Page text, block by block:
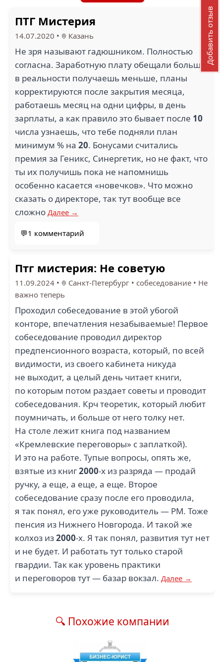
ПТГ Мистерия
14.07.2020 • Казань
Не зря называют гадюшником. Полностью
согласна. Заработную плату обещали больше,
в реальности получаешь меньше, планы
корректируются после закрытия месяца,
работаешь месяц на одни цифры, в день
зарплаты, а как правило это бывает после 10
числа узнаешь, что тебе подняли план
минимум % на 20. Бонусами считались
премия за Геникс, Синергетик, но не факт, что
ты их получишь пока не напомнишь
особенно касается «новечков». Что можно
сказать о директоре, так тут вообще все
сложно Далее →
💬1 комментарий
Птг мистерия: Не советую
11.09.2024 • Санкт-Петербург • собеседование • Не
важно теперь
Проходил собеседование в этой убогой
конторе, впечатления незабываемые! Первое
собеседование проводил директор
предпенсионного возраста, который, по всей
видимости, из своего кабинета никуда
не выходит, а целый день читает книги,
по которым потом раздает советы и проводит
собеседования. Крч теоретик, который любит
поумничать, и больше от него толку нет.
На столе лежит книга под названием
«Кремлевские переговоры» с заплаткой).
И это на работе. Тупые вопросы, опять же,
взятые из книг2000-х из разряда — продай
ручку, а еще, а еще, а еще. Второе
собеседование сразу после его проводила,
я так понял, его уже руководитель — РМ. Тоже
пенсия из Нижнего Новгорода. И такой же
колхоз из2000-х. Я так понял, развития тут нет
и не будет. И работать тут только старой
гвардии. Так как уровень практики
и переговоров тут — базар вокзал. Далее →
🔍 Похожие компании
Добавить отзыв